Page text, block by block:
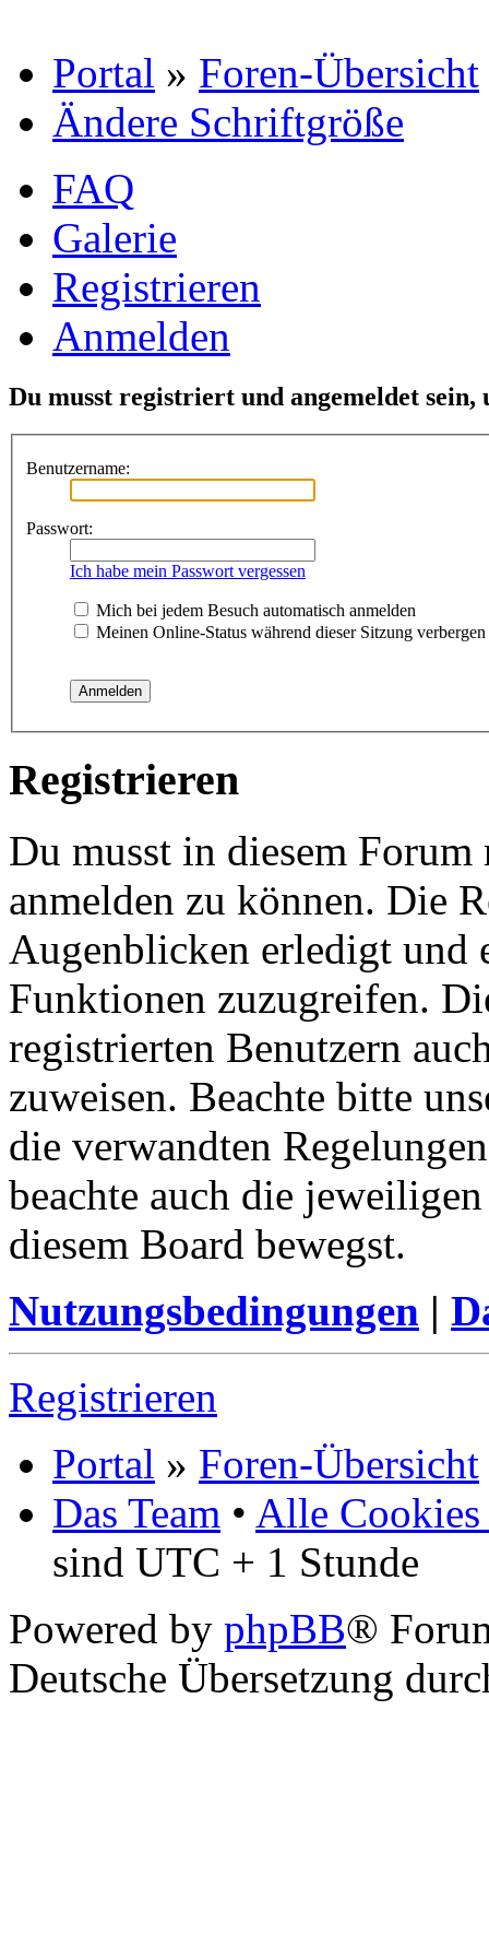
Portal » Foren-Übersicht
Ändere Schriftgröße
FAQ
Galerie
Registrieren
Anmelden
Du musst registriert und angemeldet sein,
Benutzername:
Passwort:
Ich habe mein Passwort vergessen
Mich bei jedem Besuch automatisch anmelden
Meinen Online-Status während dieser Sitzung verbergen
Registrieren
Du musst in diesem
anmelden zu können. Die
Augenblicken erledigt und
Funktionen zuzugreifen.
registrierten Benutzern
zuweisen. Beachte bitte
die verwandten
beachte auch die
diesem Board bewegst.
Nutzungsbedingungen |
Registrieren
Portal » Foren-Übersicht
Das Team • Alle Cookies
sind UTC + 1 Stunde
Powered by phpBB®
Deutsche Übersetzung